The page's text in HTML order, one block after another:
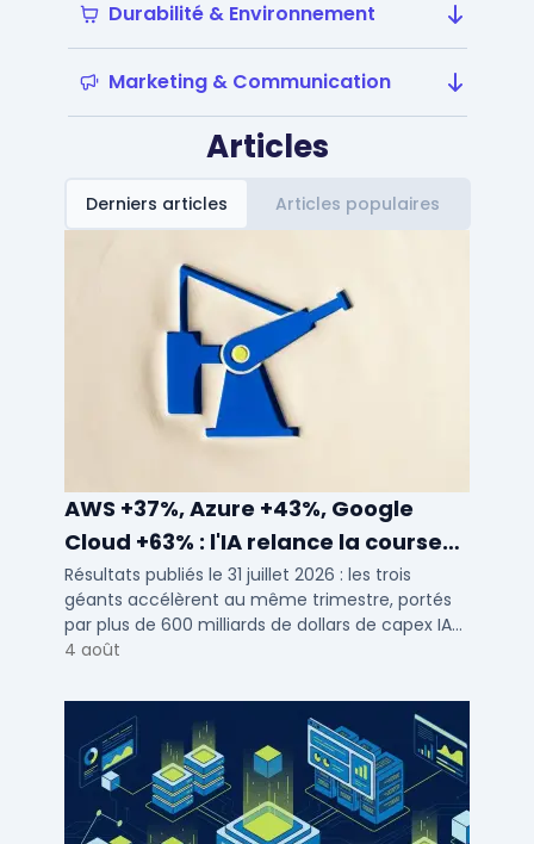
Durabilité & Environnement
Marketing & Communication
Articles
Derniers articles Articles populaires
AWS +37%, Azure +43%, Google
Cloud +63% : l'IA relance la course
entre les trois hyperscalers
Résultats publiés le 31 juillet 2026 : les trois
géants accélèrent au même trimestre, portés
par plus de 600 milliards de dollars de capex IA
cumulés sur l...
4 août